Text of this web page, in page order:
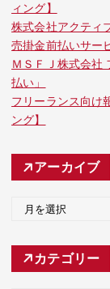
ィング】
株式会社アクティ
売掛金前払いサー
ＭＳＦＪ株式会社
払い」
フリーランス向け
ング】
アーカイブ
カ
カテゴリー